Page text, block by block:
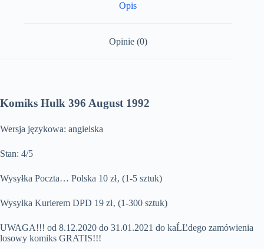
Opis
Opinie (0)
Komiks Hulk 396 August 1992
Wersja językowa: angielska
Stan: 4/5
Wysyłka Poczta… Polska 10 zł‚ (1-5 sztuk)
Wysyłka Kurierem DPD 19 zł‚ (1-300 sztuk)
UWAGA!!! od 8.12.2020 do 31.01.2021 do kaĹĽdego zamówienia
losowy komiks GRATIS!!!